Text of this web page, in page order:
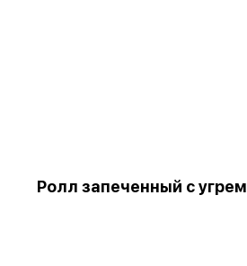
Ролл запеченный с угрем